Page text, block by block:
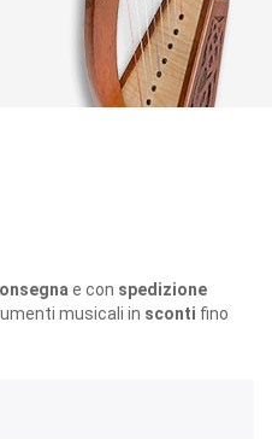
e con spedizione
musicali in sconti fino